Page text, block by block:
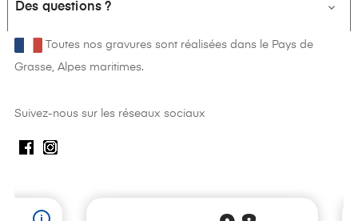
Des questions ? 
Toutes nos gravures sont réalisées dans le Pays de
Grasse, Alpes maritimes.
Suivez-nous sur les réseaux sociaux